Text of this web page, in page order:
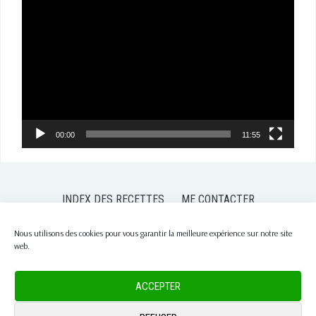
Nous utilisons des cookies pour vous garantir la meilleure expérience sur notre site
web.
ACCEPTER
00:00 11:55
INDEX DES RECETTES
ME CONTACTER
COPYRIGHT © 2026 PASSION NUTRITION